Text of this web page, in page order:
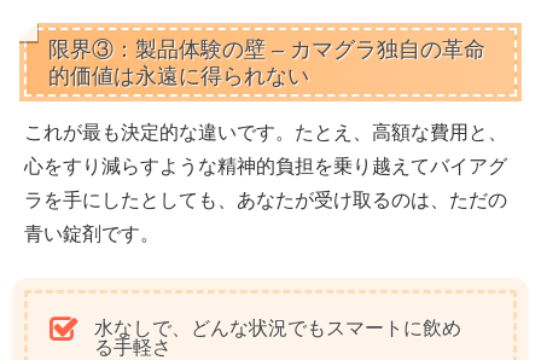
限界③：製品体験の壁 – カマグラ独自の革命
的価値は永遠に得られない
これが最も決定的な違いです。たとえ、高額な費用と、
心をすり減らすような精神的負担を乗り越えてバイアグ
ラを手にしたとしても、あなたが受け取るのは、ただの
青い錠剤です。
水なしで、どんな状況でもスマートに飲め
る手軽さ